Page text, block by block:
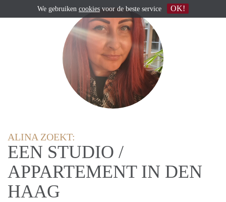
ALINA ZOEKT:
EEN STUDIO /
APPARTEMENT IN DEN
HAAG
We gebruiken cookies voor de beste service OK!